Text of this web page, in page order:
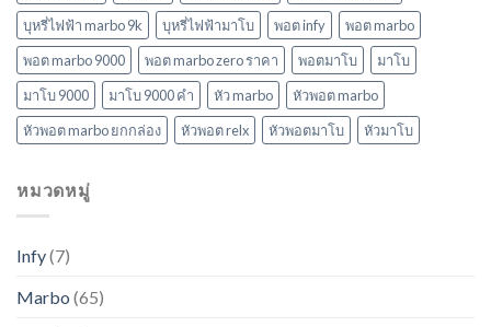
บุหรี่ไฟฟ้า marbo 9k
บุหรี่ไฟฟ้ามาโบ พอต infy
พอต marbo
พอต marbo 9000
พอต marbo zero ราคา พอตมาโบ
มาโบ
มาโบ 9000
มาโบ 9000 คํา หัว marbo
หัวพอต marbo
หัวพอต marbo ยกกล่อง
หัวพอต relx หัวพอตมาโบ หัวมาโบ
หมวดหมู่
Infy(7)
Marbo (65)